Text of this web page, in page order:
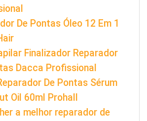
De Pontas Óleo 12 Em 1
Finalizador Reparador
Dacca Profissional
De Pontas Sérum
Oil 60ml Prohall
a melhor reparador de